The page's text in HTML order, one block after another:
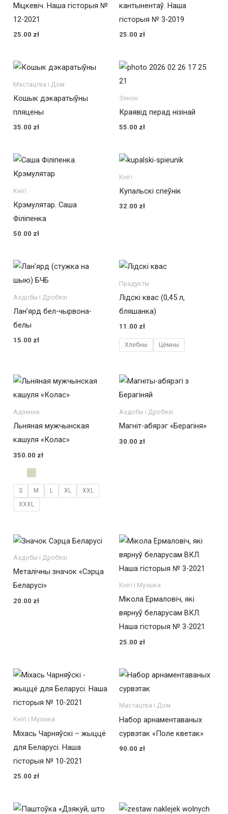
Міцкевіч. Наша гісторыя №
12-2021
25.00 zł
кантынентаў. Наша
гісторыя № 3-2019
25.00 zł
Мастацтва і Дом
Кошык дэкаратыўны
пляцены
35.00 zł
Зянон
Краявід перад нізінай
55.00 zł
Кнігі
Крэмулятар. Саша
Філіпенка
50.00 zł
Кнігі
Купальскі спеўнік
32.00 zł
Аздобы і Дробязі
Лан’ярд бел-чырвона-
белы
15.00 zł
Прадукты
Лідскі квас (0,45 л,
бляшанка)
11.00 zł
Хлебны Цёмны
Адзенне
Льняная мужчынская
кашуля «Колас»
350.00 zł
S M L XL
XXL
XXXL
Аздобы і Дробязі
Магніт-абярэг «Берагіня»
30.00 zł
Аздобы і Дробязі
Металічны значок «Сэрца
Беларусі»
20.00 zł
Кнігі і Музыка
Мікола Ермаловіч, які
вярнуў беларусам ВКЛ.
Наша гісторыя № 3-2021
25.00 zł
Кнігі і Музыка
Міхась Чарняўскі – жыццё
для Беларусі. Наша
гісторыя № 10-2021
25.00 zł
Мастацтва і Дом
Набор арнаментаваных
сурвэтак «Поле кветак»
90.00 zł